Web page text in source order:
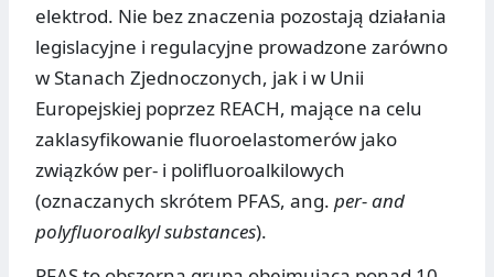
elektrod. Nie bez znaczenia pozostają działania
legislacyjne i regulacyjne prowadzone zarówno
w Stanach Zjednoczonych, jak i w Unii
Europejskiej poprzez REACH, mające na celu
zaklasyfikowanie fluoroelastomerów jako
związków per- i polifluoroalkilowych
(oznaczanych skrótem PFAS, ang. per- and
polyfluoroalkyl substances).